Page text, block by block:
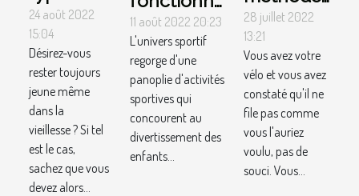
sport à
pratiquer
pour
rester
toujours
jeune
24 août 2022
15:04
Désirez-vous
rester toujours
jeune même
dans la
vieillesse ? Si tel
est le cas,
sachez que vous
devez alors...
le karaté
11 août 2022 20:23
L'univers sportif
regorge d'une
panoplie d'activités
sportives qui
concourent au
divertissement des
enfants...
pour
débrider
un vélo.
28 juillet 2022
13:21
Vous avez votre
vélo et vous avez
constaté qu'il ne
file pas comme
vous l'auriez
voulu, pas de
souci. Vous...